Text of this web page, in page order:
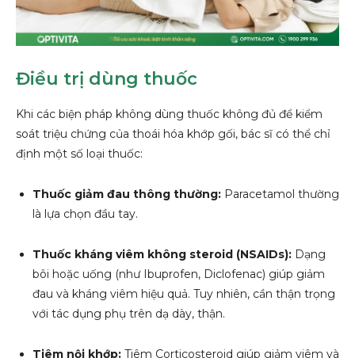
Điều trị dùng thuốc
Khi các biện pháp không dùng thuốc không đủ để kiểm
soát triệu chứng của thoái hóa khớp gối, bác sĩ có thể chỉ
định một số loại thuốc:
Thuốc giảm đau thông thường: Paracetamol thường
là lựa chọn đầu tay.
Thuốc kháng viêm không steroid (NSAIDs): Dạng
bôi hoặc uống (như Ibuprofen, Diclofenac) giúp giảm
đau và kháng viêm hiệu quả. Tuy nhiên, cần thận trọng
với tác dụng phụ trên dạ dày, thận.
Tiêm nội khớp: Tiêm Corticosteroid giúp giảm viêm và